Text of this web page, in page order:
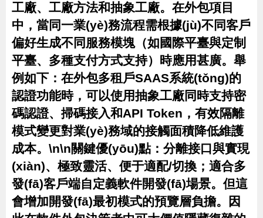
工廠、工廠方法和抽象工廠。在外包項目
中，當同一業(yè)務流程需根據(jù)不同客戶
偏好生成不同服務模塊（如國際平臺與定制
平臺、多種支付方式支持）時應用甚廣。舉
例如下：在外包多租戶SAAS系統(tǒng)的
認證功能時，可以使用抽象工廠同時支持密
碼認證、掃碼接入和API Token，有效隔離
模式變更對業(yè)務域的接觸面積降低維護
成本。\n\n關鍵優(yōu)點： 分離接口與實現
(xiàn)、極致靈活、便于適配/切換；適合多
發(fā)客戶端自定義軟件開發(fā)場景。但這
會增加開發(fā)最初模式的預覽層負擔。因